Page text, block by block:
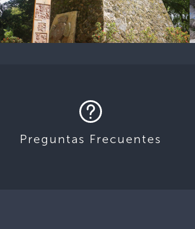
Preguntas Frecuentes